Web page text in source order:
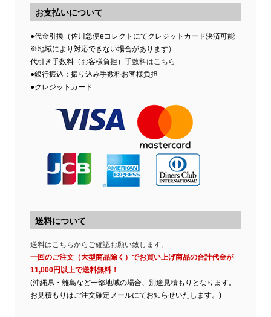
お支払いについて
●代金引換（佐川急便eコレクトにてクレジットカード決済可能
※地域により対応できない場合があります）
代引き手数料（お客様負担） 手数料はこちら
●銀行振込：振り込み手数料お客様負担
●クレジットカード
送料について
送料はこちらからご確認お願い致します。
一回のご注文（大型商品除く）でお買い上げ商品の合計代金が
11,000円以上で送料無料！
(沖縄県・離島など一部地域の場合、別途見積もりとなります。
お見積もりはご注文確定メールにてお知らせいたします。)